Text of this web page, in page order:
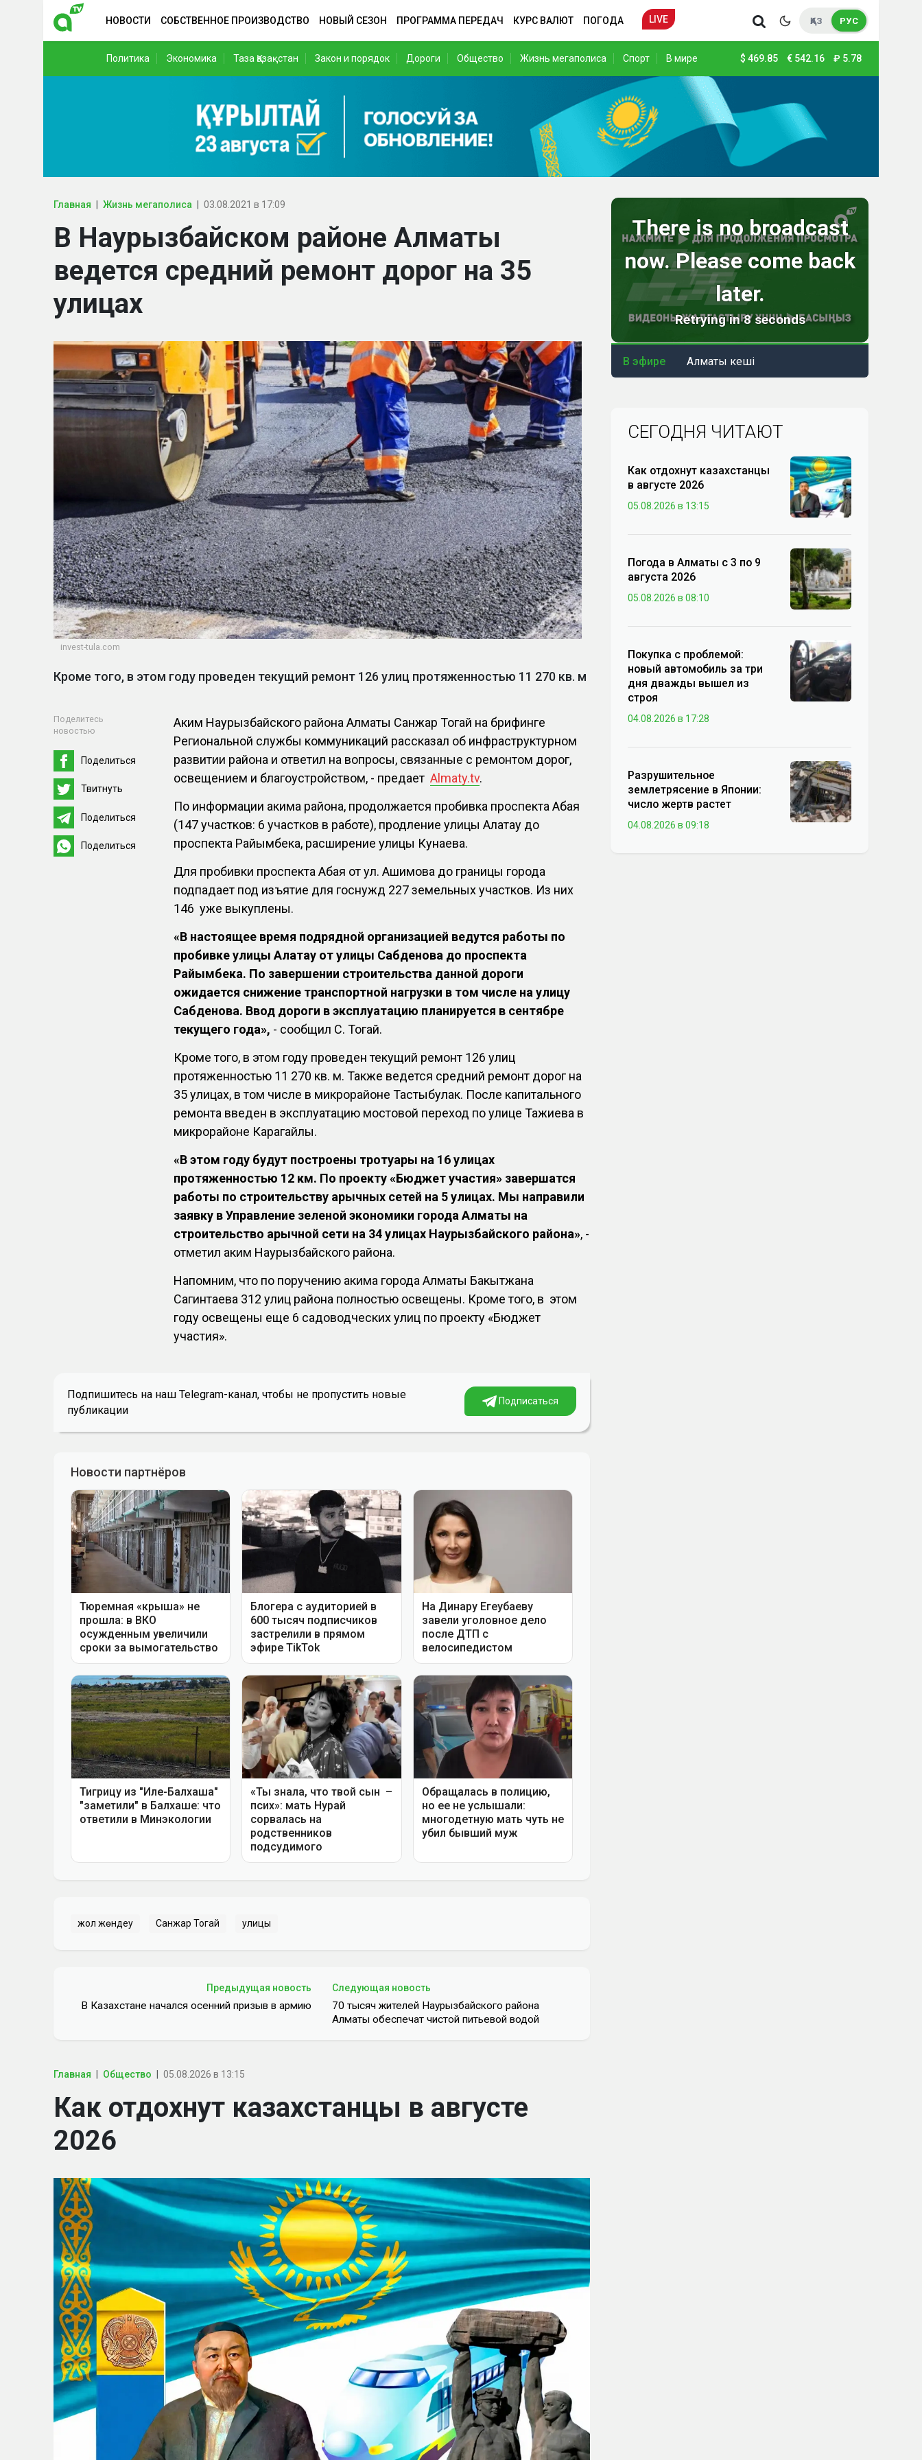
НОВОСТИ СОБСТВЕННОЕ ПРОИЗВОДСТВО НОВЫЙ СЕЗОН ПРОГРАММА ПЕРЕДАЧ КУРС ВАЛЮТ ПОГОДА LIVE ҚАЗ РУС
Политика Экономика Таза Қазақстан Закон и порядок Дороги Общество Жизнь мегаполиса Спорт В мире $ 469.85 € 542.16 ₽ 5.78
Главная Жизнь мегаполиса 03.08.2021 в 17:09
В Наурызбайском районе Алматы
ведется средний ремонт дорог на 35
улицах
invest-tula.com
Кроме того, в этом году проведен текущий ремонт 126 улиц протяженностью 11 270 кв. м
Поделитесь
новостью
Поделиться
Твитнуть
Поделиться
Поделиться
Аким Наурызбайского района Алматы Санжар Тогай на брифинге
Региональной службы коммуникаций рассказал об инфраструктурном
развитии района и ответил на вопросы, связанные с ремонтом дорог,
освещением и благоустройством, - предаетAlmaty.tv.
По информации акима района, продолжается пробивка проспекта Абая
(147 участков: 6 участков в работе), продление улицы Алатау до
проспекта Райымбека, расширение улицы Кунаева.
Для пробивки проспекта Абая от ул. Ашимова до границы города
подпадает под изъятие для госнужд 227 земельных участков. Из них
146 уже выкуплены.
«В настоящее время подрядной организацией ведутся работы по
пробивке улицы Алатау от улицы Сабденова до проспекта
Райымбека. По завершении строительства данной дороги
ожидается снижение транспортной нагрузки в том числе на улицу
Сабденова. Ввод дороги в эксплуатацию планируется в сентябре
текущего года», - сообщил С. Тогай.
Кроме того, в этом году проведен текущий ремонт 126 улиц
протяженностью 11 270 кв. м. Также ведется средний ремонт дорог на
35 улицах, в том числе в микрорайоне Тастыбулак. После капитального
ремонта введен в эксплуатацию мостовой переход по улице Тажиева в
микрорайоне Карагайлы.
«В этом году будут построены тротуары на 16 улицах
протяженностью 12 км. По проекту «Бюджет участия» завершатся
работы по строительству арычных сетей на 5 улицах. Мы направили
заявку в Управление зеленой экономики города Алматы на
строительство арычной сети на 34 улицах Наурызбайского района», -
отметил аким Наурызбайского района.
Напомним, что по поручению акима города Алматы Бакытжана
Сагинтаева 312 улиц района полностью освещены. Кроме того, в этом
году освещены еще 6 садоводческих улиц по проекту «Бюджет
участия».
Подпишитесь на наш Telegram-канал, чтобы не пропустить новые
публикации
Подписаться
жол жөндеу Санжар Тогай улицы
Предыдущая новость
В Казахстане начался осенний призыв в армию
Следующая новость
70 тысяч жителей Наурызбайского района
Алматы обеспечат чистой питьевой водой
Главная Общество 05.08.2026 в 13:15
Как отдохнут казахстанцы в августе
2026
В эфире Алматы кеші
СЕГОДНЯ ЧИТАЮТ
Как отдохнут казахстанцы
в августе 2026
05.08.2026 в 13:15
Погода в Алматы с 3 по 9
августа 2026
05.08.2026 в 08:10
Покупка с проблемой:
новый автомобиль за три
дня дважды вышел из
строя
04.08.2026 в 17:28
Разрушительное
землетрясение в Японии:
число жертв растет
04.08.2026 в 09:18